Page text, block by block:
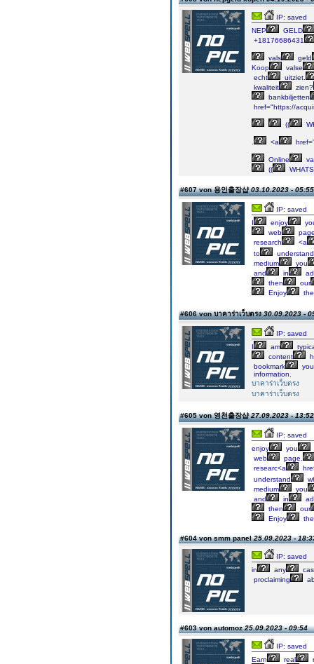
IP: saved
NEP
GELD
+18176686431
vals
geld
Koop
valse
echt
uitziet.
kwaliteit
zien?
bankbiljetten
href="https://
((
<a
Online
((
#607 von 용인출장샵03.10.2023 - 05:55
IP: saved
I
enjoy
web
research
<a
to
understand
medium
you
and
in
then
our
Enjoy
the
#606 von บาคาร่าเว็บตรง30.09.2023 -
IP: saved
I
am
content
bookmark
information.
บาคาร่าเว็บตรง
บาคาร่าเว็บตรง
#605 von 영천출장샵27.09.2023 - 13:52
IP: saved
enjoy
you
web
page.
researc<a
understand
medium
you
and
in
then
our
Enjoy
the
#604 von smm panel25.09.2023 -
IP: saved
in
any
proclaiming
#603 von automoz25.09.2023 - 09:54
IP: saved
Earn
real